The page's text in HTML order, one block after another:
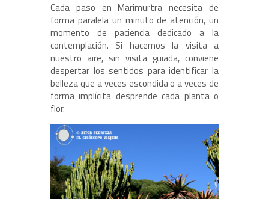
Cada paso en Marimurtra necesita de
forma paralela un minuto de atención, un
momento de paciencia dedicado a la
contemplación. Si hacemos la visita a
nuestro aire, sin visita guiada, conviene
despertar los sentidos para identificar la
belleza que a veces escondida o a veces de
forma implícita desprende cada planta o
flor.